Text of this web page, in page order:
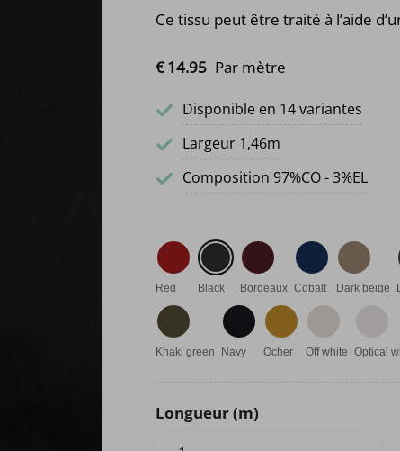
Ce tissu peut être traité à l’aide
€14.95 Par mètre
Disponible en 14 variantes
Largeur 1,46m
Composition 97%CO - 3%EL
Red Black Bordeaux Cobalt Dark beige
Khaki green Navy Ocher Off white Optical
Longueur (m)